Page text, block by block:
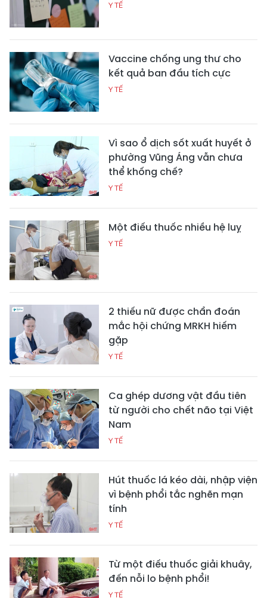
Y TẾ
Vaccine chống ung thư cho
kết quả ban đầu tích cực
Y TẾ
Vì sao ổ dịch sốt xuất huyết ở
phường Vũng Áng vẫn chưa
thể khống chế?
Y TẾ
Một điếu thuốc nhiều hệ luỵ
Y TẾ
2 thiếu nữ được chẩn đoán
mắc hội chứng MRKH hiếm
gặp
Y TẾ
Ca ghép dương vật đầu tiên
từ người cho chết não tại Việt
Nam
Y TẾ
Hút thuốc lá kéo dài, nhập viện
vì bệnh phổi tắc nghẽn mạn
tính
Y TẾ
Từ một điếu thuốc giải khuây,
đến nỗi lo bệnh phổi!
Y TẾ